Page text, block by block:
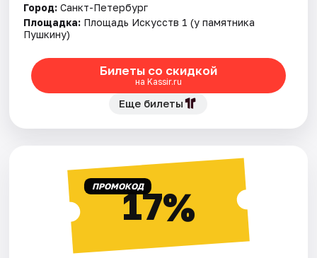
Город: Санкт-Петербург
Площадка: Площадь Искусств 1 (у памятника
Пушкину)
Билеты со скидкой
на Kassir.ru
Еще билеты
ПРОМОКОД17%